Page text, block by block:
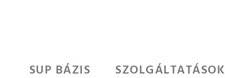
SUP BÁZIS SZOLGÁLTATÁSOK